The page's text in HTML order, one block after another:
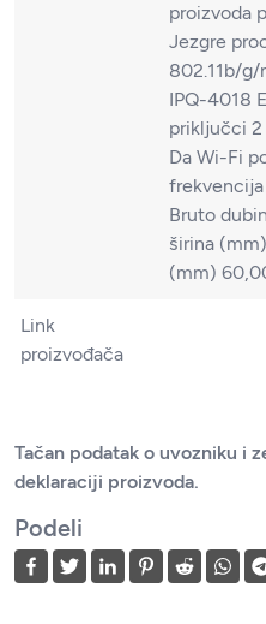
proizvoda
Jezgre
802.11b/
IPQ-4018
priključci 2
Da Wi-Fi
Bruto
širina
(mm)
Link
proizvođača
Tačan podatak o uvozniku i
deklaraciji proizvoda.
Podeli